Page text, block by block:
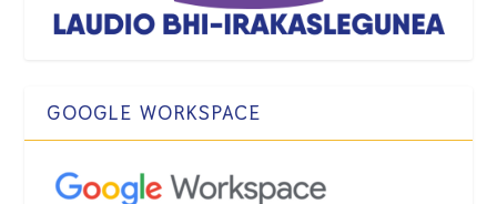
GOOGLE WORKSPACE